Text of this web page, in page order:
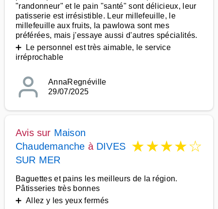
"randonneur" et le pain "santé" sont délicieux, leur
patisserie est irrésistible. Leur millefeuille, le
millefeuille aux fruits, la pawlowa sont mes
préférées, mais j'essaye aussi d'autres spécialités.
➕ Le personnel est très aimable, le service
irréprochable
AnnaRegnéville
29/07/2025
Avis sur Maison
Chaudemanche à DIVES
SUR MER
★★★★☆
Baguettes et pains les meilleurs de la région.
Pâtisseries très bonnes
➕ Allez y les yeux fermés